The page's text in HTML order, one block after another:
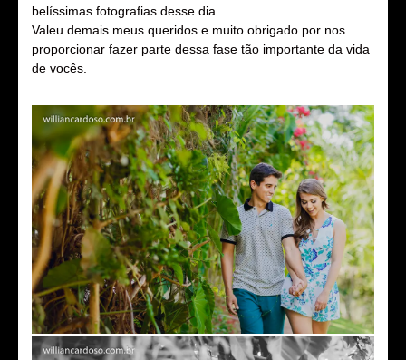
belíssimas fotografias desse dia.
Valeu demais meus queridos e muito obrigado por nos
proporcionar fazer parte dessa fase tão importante da vida
de vocês.